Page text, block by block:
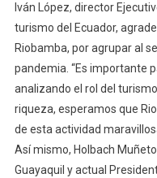
Iván López, director
turismo del Ecuador,
Riobamba, por agrupar al
pandemia. “Es importante
analizando el rol del
riqueza, esperamos que
de esta actividad
Así mismo, Holbach
Guayaquil y actual